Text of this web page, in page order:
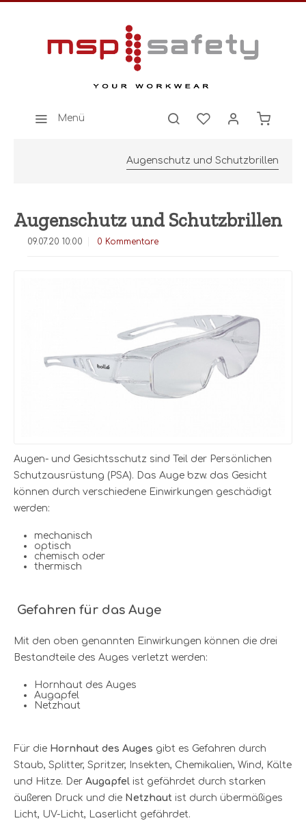
Menü
Augenschutz und Schutzbrillen
Augenschutz und Schutzbrillen
09.07.20 10:00 0 Kommentare
Augen- und Gesichtsschutz sind Teil der Persönlichen
Schutzausrüstung (PSA). Das Auge bzw. das Gesicht
können durch verschiedene Einwirkungen geschädigt
werden:
mechanisch
optisch
chemisch oder
thermisch
Gefahren für das Auge
Mit den oben genannten Einwirkungen können die drei
Bestandteile des Auges verletzt werden:
Hornhaut des Auges
Augapfel
Netzhaut
Für die Hornhaut des Auges gibt es Gefahren durch
Staub, Splitter, Spritzer, Insekten, Chemikalien, Wind, Kälte
und Hitze. Der Augapfel ist gefährdet durch starken
äußeren Druck und die Netzhaut ist durch übermäßiges
Licht, UV-Licht, Laserlicht gefährdet.